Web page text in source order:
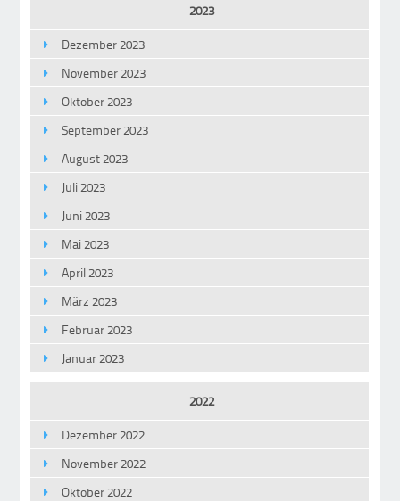
2023
Dezember 2023
November 2023
Oktober 2023
September 2023
August 2023
Juli 2023
Juni 2023
Mai 2023
April 2023
März 2023
Februar 2023
Januar 2023
2022
Dezember 2022
November 2022
Oktober 2022